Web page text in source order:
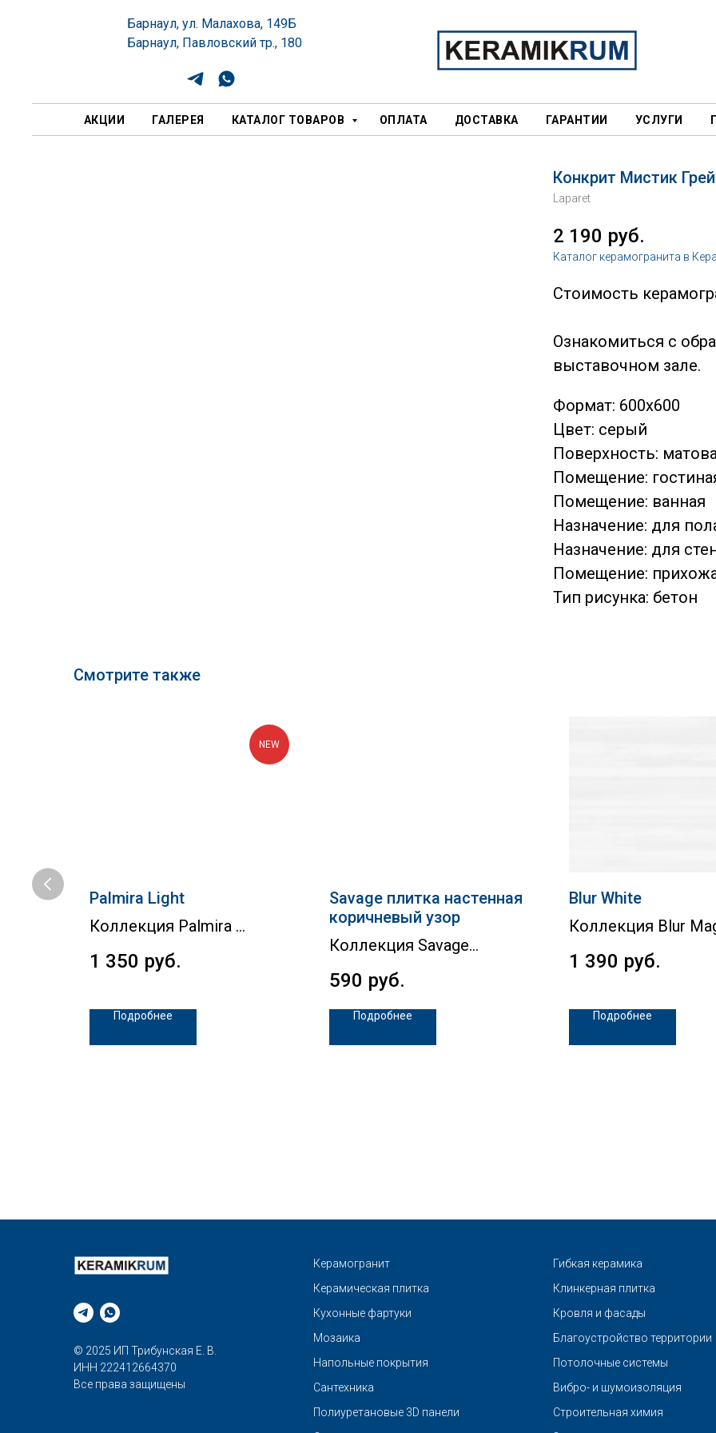
Барнаул, ул. Малахова, 149Б
Барнаул, Павловский тр., 180
АКЦИИ ГАЛЕРЕЯ КАТАЛОГ ТОВАРОВ ОПЛАТА ДОСТАВКА ГАРАНТИИ УСЛУГИ
Конкрит Мистик
Laparet
2 190 руб.
Каталог керамогранита в
Стоимость
Ознакомиться с
выставочном зале.
Формат: 600х600
Цвет: серый
Поверхность:
Помещение:
Помещение: ванная
Назначение: для
Назначение: для
Помещение:
Тип рисунка: бетон
Смотрите также
NEW
Palmira Light
Коллекция Palmira
1 350 руб.
Подробнее
Savage плитка настенная
коричневый узор
Коллекция Savage
590 руб.
Подробнее
Blur White
Коллекция Blur
1 390 руб.
Подробнее
© 2025 ИП Трибунская Е. В.
ИНН 222412664370
Все права защищены
Керамогранит
Керамическая плитка
Кухонные фартуки
Мозаика
Напольные покрытия
Сантехника
Полиуретановые 3D панели
Гибкая керамика
Клинкерная плитка
Кровля и фасады
Благоустройство территории
Потолочные системы
Вибро- и шумоизоляция
Строительная химия